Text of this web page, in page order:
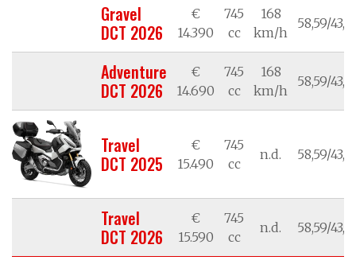
Gravel
DCT 2026
€
14.390
745
cc
168
km/h
58,59/
Adventure
DCT 2026
€
14.690
745
cc
168
km/h
58,59/
Travel
DCT 2025
€
15.490
745
cc
n.d. 58,59/
Travel
DCT 2026
€
15.590
745
cc
n.d. 58,59/